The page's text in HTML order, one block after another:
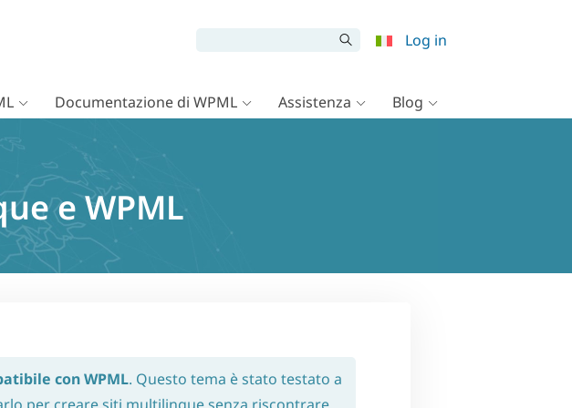
Log in
Documentazione di WPML Assistenza Blog
e WPML
con WPML. Questo tema è stato testato a